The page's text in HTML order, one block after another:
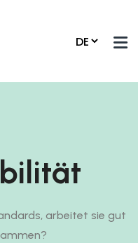
arbeitet sie gut